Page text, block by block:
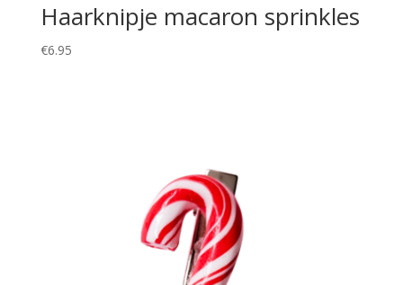
Haarknipje macaron sprinkles
€6.95